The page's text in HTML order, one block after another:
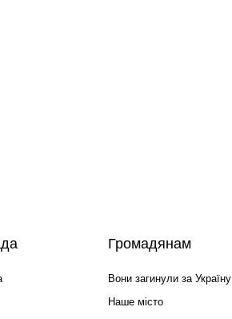
Громадянам
Вони загинули за Україну
Наше місто